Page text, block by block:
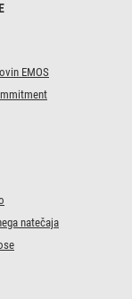
EMOS
natečaja